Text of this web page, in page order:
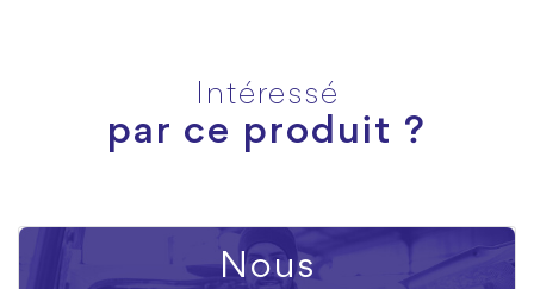
Intéressé
par ce produit ?
Nous